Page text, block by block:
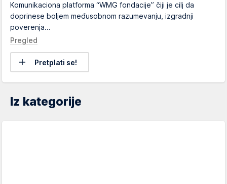
Komunikaciona platforma “WMG fondacije” čiji je cilj da
doprinese boljem međusobnom razumevanju, izgradnji
poverenja...
Pregled
Pretplati se!
Iz kategorije